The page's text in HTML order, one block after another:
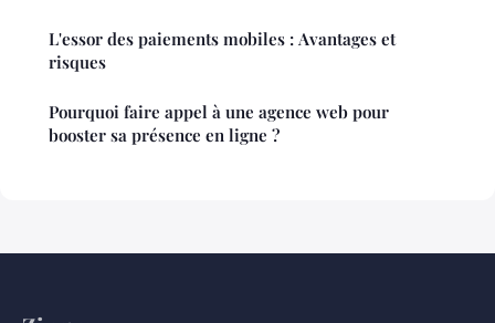
L'essor des paiements mobiles : Avantages et
risques
Pourquoi faire appel à une agence web pour
booster sa présence en ligne ?